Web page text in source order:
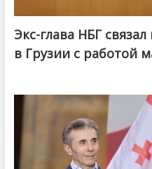
Экс-глава НБГ
в Грузии с работой